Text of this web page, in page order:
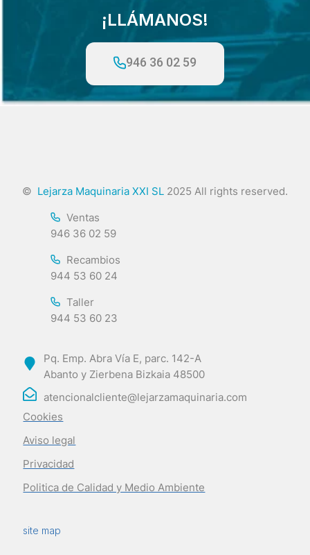
¡LLÁMANOS!
946 36 02 59
© Lejarza Maquinaria XXI SL 2025 All rights reserved.
Ventas
946 36 02 59
Recambios
944 53 60 24
Taller
944 53 60 23
Pq. Emp. Abra Vía E, parc. 142-A
Abanto y Zierbena Bizkaia 48500
atencionalcliente@lejarzamaquinaria.com
Cookies
Aviso legal
Privacidad
Politica de Calidad y Medio Ambiente
site map